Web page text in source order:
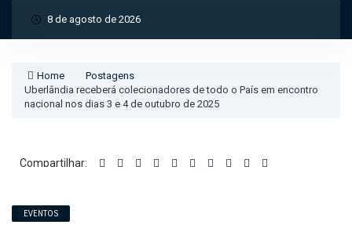
8 de agosto de 2026
Home
Postagens
Uberlândia receberá colecionadores de todo o País em encontro
nacional nos dias 3 e 4 de outubro de 2025
Compartilhar:
EVENTOS